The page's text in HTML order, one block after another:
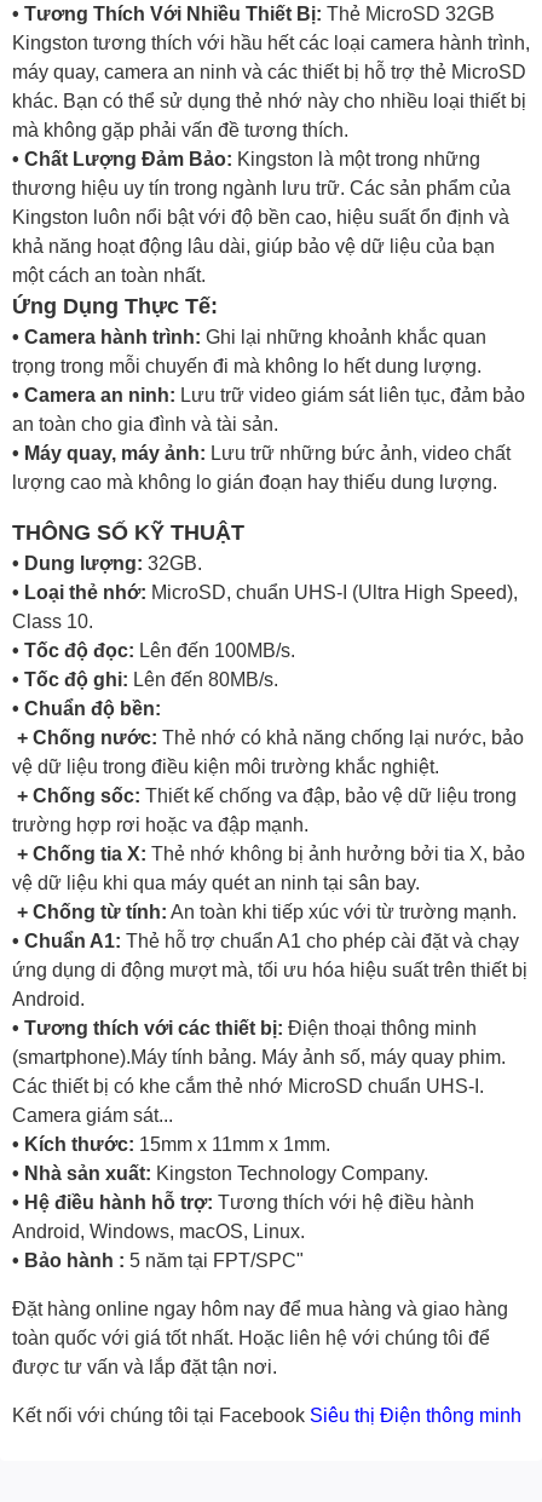
• Tương Thích Với Nhiều Thiết Bị: Thẻ MicroSD 32GB
Kingston tương thích với hầu hết các loại camera hành trình,
máy quay, camera an ninh và các thiết bị hỗ trợ thẻ MicroSD
khác. Bạn có thể sử dụng thẻ nhớ này cho nhiều loại thiết bị
mà không gặp phải vấn đề tương thích.
• Chất Lượng Đảm Bảo: Kingston là một trong những
thương hiệu uy tín trong ngành lưu trữ. Các sản phẩm của
Kingston luôn nổi bật với độ bền cao, hiệu suất ổn định và
khả năng hoạt động lâu dài, giúp bảo vệ dữ liệu của bạn
một cách an toàn nhất.
Ứng Dụng Thực Tế:
• Camera hành trình: Ghi lại những khoảnh khắc quan
trọng trong mỗi chuyến đi mà không lo hết dung lượng.
• Camera an ninh: Lưu trữ video giám sát liên tục, đảm bảo
an toàn cho gia đình và tài sản.
• Máy quay, máy ảnh: Lưu trữ những bức ảnh, video chất
lượng cao mà không lo gián đoạn hay thiếu dung lượng.
THÔNG SỐ KỸ THUẬT
• Dung lượng: 32GB.
• Loại thẻ nhớ: MicroSD, chuẩn UHS-I (Ultra High Speed),
Class 10.
• Tốc độ đọc: Lên đến 100MB/s.
• Tốc độ ghi: Lên đến 80MB/s.
• Chuẩn độ bền:
+ Chống nước: Thẻ nhớ có khả năng chống lại nước, bảo
vệ dữ liệu trong điều kiện môi trường khắc nghiệt.
+ Chống sốc: Thiết kế chống va đập, bảo vệ dữ liệu trong
trường hợp rơi hoặc va đập mạnh.
+ Chống tia X: Thẻ nhớ không bị ảnh hưởng bởi tia X, bảo
vệ dữ liệu khi qua máy quét an ninh tại sân bay.
+ Chống từ tính: An toàn khi tiếp xúc với từ trường mạnh.
• Chuẩn A1: Thẻ hỗ trợ chuẩn A1 cho phép cài đặt và chạy
ứng dụng di động mượt mà, tối ưu hóa hiệu suất trên thiết bị
Android.
• Tương thích với các thiết bị: Điện thoại thông minh
(smartphone).Máy tính bảng. Máy ảnh số, máy quay phim.
Các thiết bị có khe cắm thẻ nhớ MicroSD chuẩn UHS-I.
Camera giám sát...
• Kích thước: 15mm x 11mm x 1mm.
• Nhà sản xuất: Kingston Technology Company.
• Hệ điều hành hỗ trợ: Tương thích với hệ điều hành
Android, Windows, macOS, Linux.
• Bảo hành : 5 năm tại FPT/SPC"
Đặt hàng online ngay hôm nay để mua hàng và giao hàng
toàn quốc với giá tốt nhất. Hoặc liên hệ với chúng tôi để
được tư vấn và lắp đặt tận nơi.
Kết nối với chúng tôi tại Facebook Siêu thị Điện thông minh